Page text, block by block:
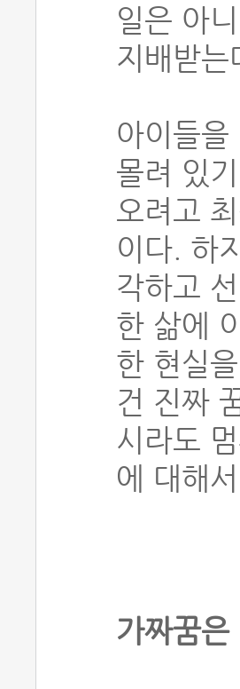
일은 아
지배받
아이들
몰려 있
오려고
이다. 하
각하고
한 삶에
한 현실
건 진짜
시라도
에 대해
가짜꿈